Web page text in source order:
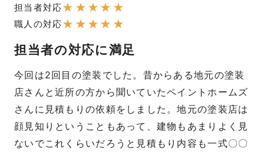
担当者対応★ ★ ★ ★ ★
職人の対応★ ★ ★ ★ ★
担当者の対応に満足
今回は2回目の塗装でした。昔からある地元の塗装
店さんと近所の方から聞いていたペイントホームズ
さんに見積もりの依頼をしました。地元の塗装店は
顔見知りということもあって、建物もあまりよく見
ないでこれくらいだろうと見積もり内容も一式〇〇